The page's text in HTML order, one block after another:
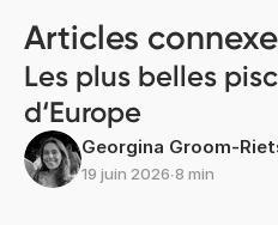
Articles
Les plus belles
d‘Europe
Georgina Groom-
19 juin 2026∙8 min